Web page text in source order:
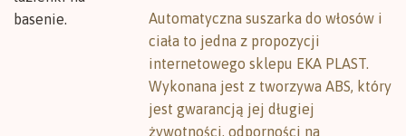
Automatyczna suszarka do włosów i
ciała to jedna z propozycji
internetowego sklepu EKA PLAST.
Wykonana jest z tworzywa ABS, który
jest gwarancją jej długiej
żywotności, odporności na